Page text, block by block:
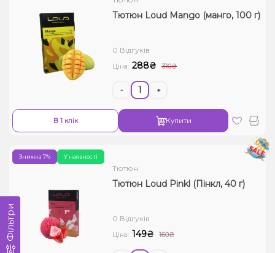
Тютюн Loud Mango (манго, 100 г)
0 Відгуків
Ціна: 288₴ 310₴
- +
В 1 клік Купити
У наявності
Знижка 7%
Тютюн
Тютюн Loud Pinkl (Пінкл, 40 г)
0 Відгуків
Ціна: 149₴ 160₴
Фільтри